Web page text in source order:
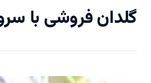
گلدان فروشی با